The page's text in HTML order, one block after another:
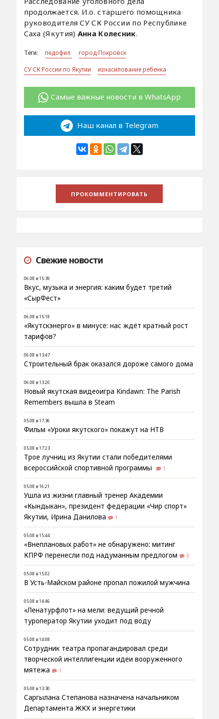
продолжается. И.о. старшего помощника
руководителя СУ СК России по Республике
Саха (Якутия) Анна Колесник.
Теги: педофил
город Покровск
СУ СК России по Якутии
изнасилование ребенка
Самые важные новости в WhatsApp
Наш канал в Telegram
Свежие новости
06.08 в 15:39
Вкус, музыка и энергия: каким будет третий
«СырФест»
06.08 в 15:18
«Якутскэнерго» в минусе: нас ждёт кратный рост
тарифов?
06.08 в 13:47
Строительный брак оказался дороже самого дома
06.08 в 13:20
Новый якутская видеоигра Kindawn: The Parish
Remembers вышла в Steam
05.08 в 17:36
Фильм «Уроки якутского» покажут на НТВ
05.08 в 17:23
Трое лучниц из Якутии стали победителями
всероссийской спортивной программы
1
05.08 в 16:21
Ушла из жизни главный тренер Академии
«Кындыкан», президент федерации «Чир спорт»
Якутии, Ирина Данилова
1
05.08 в 15:44
«Внеплановых работ» не обнаружено: митинг
КПРФ перенесли под надуманным предлогом
3
05.08 в 15:02
В Усть-Майском районе пропал пожилой мужчина
05.08 в 14:46
«Ленатурфлот» на мели: ведущий речной
туроператор Якутии уходит под воду
05.08 в 14:08
Сотрудник театра пропагандировал среди
творческой интеллигенции идеи вооруженного
мятежа
1
05.08 в 13:30
Саргылана Степанова назначена начальником
Департамента ЖКХ и энергетики